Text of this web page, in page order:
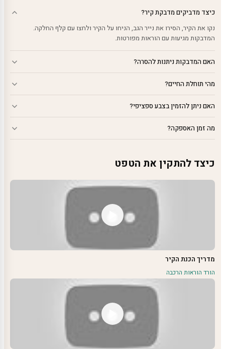
כיצד מדביקים מדבקת קיר?
נקו את הקיר, הסירו את נייר הגב, הניחו על הקיר ולחצו עם קלף החלקה.
המדבקות מגיעות עם הוראות מפורטות.
האם המדבקות ניתנות להסרה?
מהי תוחלת החיים?
האם ניתן להזמין בצבע ספציפי?
מה זמן האספקה?
כיצד להתקין את הטפט
מדריך הכנת הקיר
הורד הוראות הרכבה